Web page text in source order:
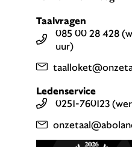
Taalvragen
085 00 28 428
uur)
Ledenservice
0251-760123